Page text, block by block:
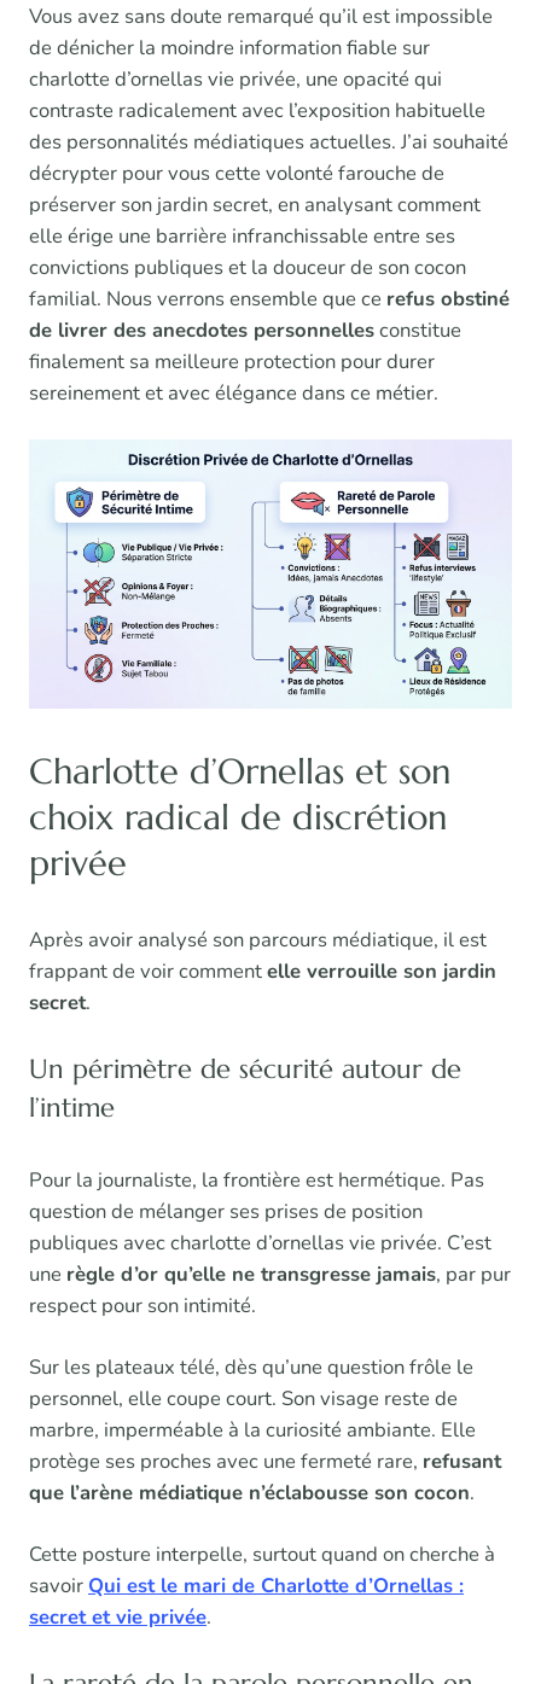
Vous avez sans doute remarqué qu’il est impossible
de dénicher la moindre information fiable sur
charlotte d’ornellas vie privée, une opacité qui
contraste radicalement avec l’exposition habituelle
des personnalités médiatiques actuelles. J’ai souhaité
décrypter pour vous cette volonté farouche de
préserver son jardin secret, en analysant comment
elle érige une barrière infranchissable entre ses
convictions publiques et la douceur de son cocon
familial. Nous verrons ensemble que ce refus obstiné
de livrer des anecdotes personnellesconstitue
finalement sa meilleure protection pour durer
sereinement et avec élégance dans ce métier.
Charlotte d’Ornellas et son
choix radical de discrétion
privée
Après avoir analysé son parcours médiatique, il est
frappant de voir commentelle verrouille son jardin
secret.
Un périmètre de sécurité autour de
l’intime
Pour la journaliste, la frontière est hermétique. Pas
question de mélanger ses prises de position
publiques avec charlotte d’ornellas vie privée. C’est
une règle d’or qu’elle ne transgresse jamais, par pur
respect pour son intimité.
Sur les plateaux télé, dès qu’une question frôle le
personnel, elle coupe court. Son visage reste de
marbre, imperméable à la curiosité ambiante. Elle
protège ses proches avec une fermeté rare, refusant
que l’arène médiatique n’éclabousse son cocon.
Cette posture interpelle, surtout quand on cherche à
savoir Qui est le mari de Charlotte d’Ornellas :
secret et vie privée.